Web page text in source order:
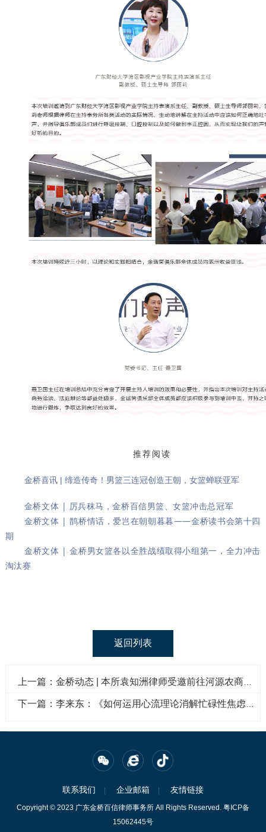
推荐阅读
金桥喜讯 | 缔造传奇！男篮三连冠创造王朝，女篮蝉联亚军
金桥文体 | 厉兵秣马，金桥百信男篮、女篮冲击总冠军
金桥文体 | 鹊桥情话，爱岂在朝朝暮暮——金桥读书会第十四
期
金桥文体 | 金桥男女篮各以全胜战绩取得小组第一，全力冲击
淘汰赛
返回列表
上一篇：金桥动态 | 本所袁知洲律师受邀前往河源农商行开展专题授课培训
Copyright © 2023 广东金桥百信律师事务所 All Rights Reserved. 粤ICP备
15062445号
联系我们 企业邮箱 友情链接